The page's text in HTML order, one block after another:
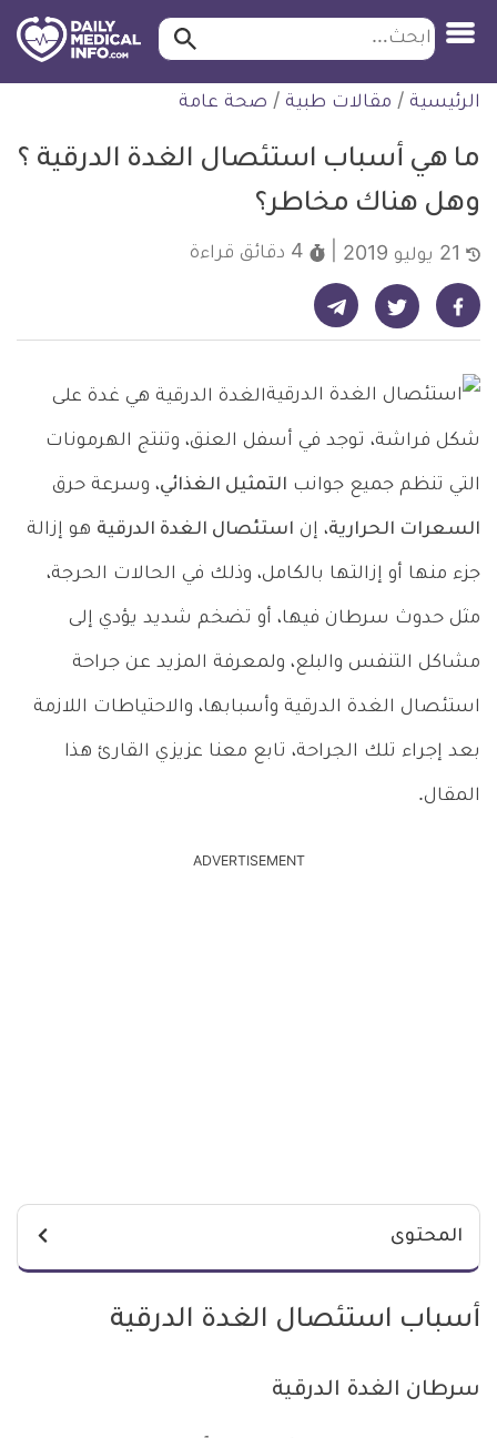
التخطي
للمحتوى
ابحث ابحث…
الرئيسية / مقالات طبية / صحة عامة
ما هي أسباب استئصال الغدة الدرقية ؟
وهل هناك مخاطر؟
4 دقائق قراءة
شارك على فيسبوك - ديلي ميديكال انفو شارك على تويتر - ديلي ميديكال انفو شارك على تيليجرام - ديلي ميديكال انفو
الغدة الدرقية هي غدة على
شكل فراشة، توجد في أسفل العنق، وتنتج الهرمونات
التي تنظم جميع جوانب التمثيل الغذائي، وسرعة حرق
السعرات الحرارية، إن استئصال الغدة الدرقية هو إزالة
جزء منها أو إزالتها بالكامل، وذلك في الحالات الحرجة،
مثل حدوث سرطان فيها، أو تضخم شديد يؤدي إلى
مشاكل التنفس والبلع، ولمعرفة المزيد عن جراحة
استئصال الغدة الدرقية وأسبابها، والاحتياطات اللازمة
بعد إجراء تلك الجراحة، تابع معنا عزيزي القارئ هذا
المقال.
ADVERTISEMENT
المحتوى
أسباب استئصال الغدة الدرقية
سرطان الغدة الدرقية